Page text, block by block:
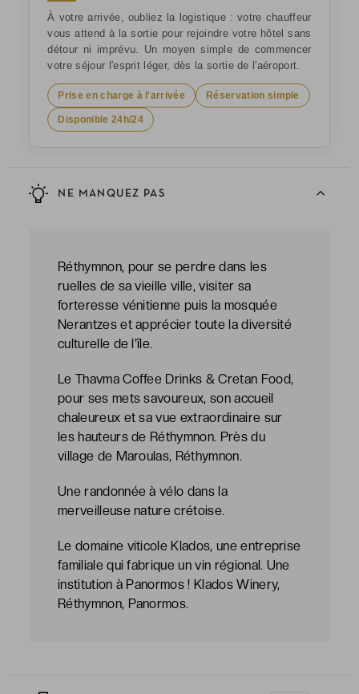
NE MANQUEZ PAS
Réthymnon, pour se perdre dans les
ruelles de sa vieille ville, visiter sa
forteresse vénitienne puis la mosquée
Nerantzes et apprécier toute la diversité
culturelle de l’île.
Le Thavma Coffee Drinks & Cretan Food,
pour ses mets savoureux, son accueil
chaleureux et sa vue extraordinaire sur
les hauteurs de Réthymnon. Près du
village de Maroulas, Réthymnon.
Une randonnée à vélo dans la
merveilleuse nature crétoise.
Le domaine viticole Klados, une entreprise
familiale qui fabrique un vin régional. Une
institution à Panormos ! Klados Winery,
Réthymnon, Panormos.
À votre arrivée, oubliez la logistique : votre chauffeur
vous attend à la sortie pour rejoindre votre hôtel sans
détour ni imprévu. Un moyen simple de commencer
votre séjour l'esprit léger, dès la sortie de l'aéroport.
Prise en charge à l'arrivée Réservation simple
Disponible 24h/24